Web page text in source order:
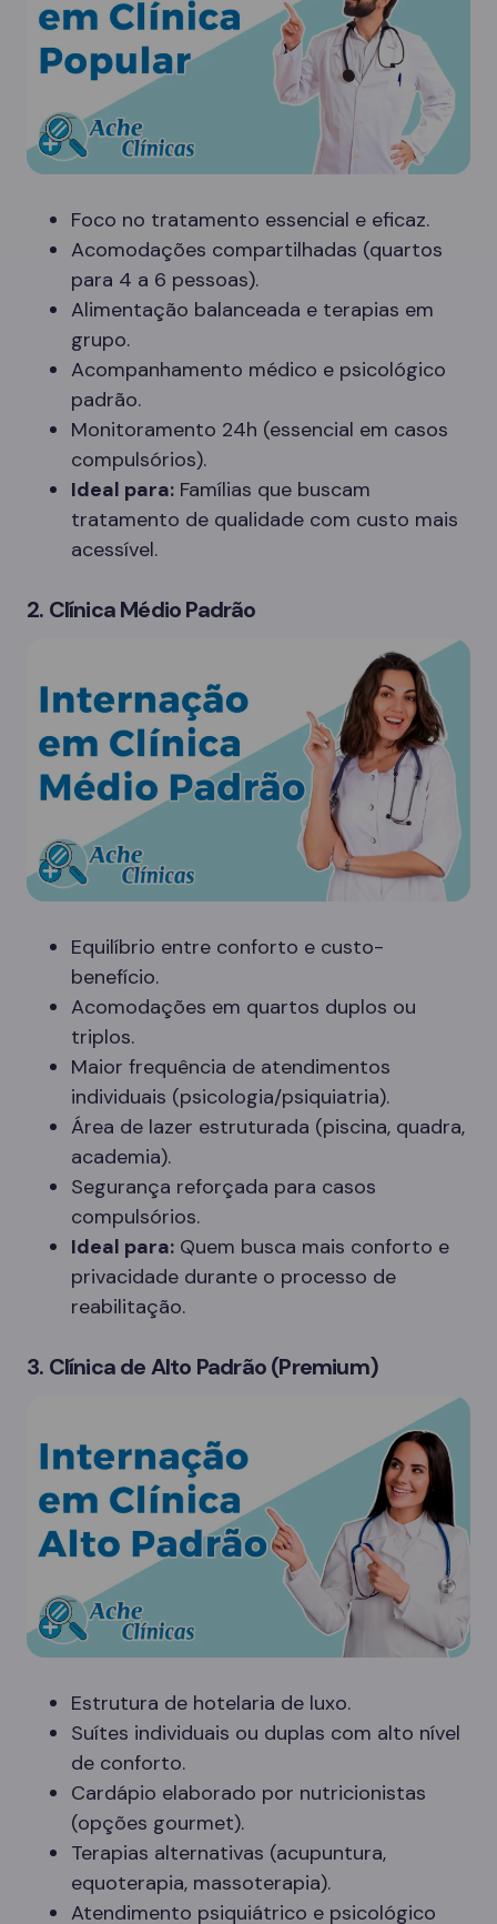
Foco no tratamento essencial e eficaz.
Acomodações compartilhadas (quartos
para 4 a 6 pessoas).
Alimentação balanceada e terapias em
grupo.
Acompanhamento médico e psicológico
padrão.
Monitoramento 24h (essencial em casos
compulsórios).
Ideal para: Famílias que buscam
tratamento de qualidade com custo mais
acessível.
2. Clínica Médio Padrão
Equilíbrio entre conforto e custo-
benefício.
Acomodações em quartos duplos ou
triplos.
Maior frequência de atendimentos
individuais (psicologia/psiquiatria).
Área de lazer estruturada (piscina, quadra,
academia).
Segurança reforçada para casos
compulsórios.
Ideal para: Quem busca mais conforto e
privacidade durante o processo de
reabilitação.
3. Clínica de Alto Padrão (Premium)
Estrutura de hotelaria de luxo.
Suítes individuais ou duplas com alto nível
de conforto.
Cardápio elaborado por nutricionistas
(opções gourmet).
Terapias alternativas (acupuntura,
equoterapia, massoterapia).
Atendimento psiquiátrico e psicológico